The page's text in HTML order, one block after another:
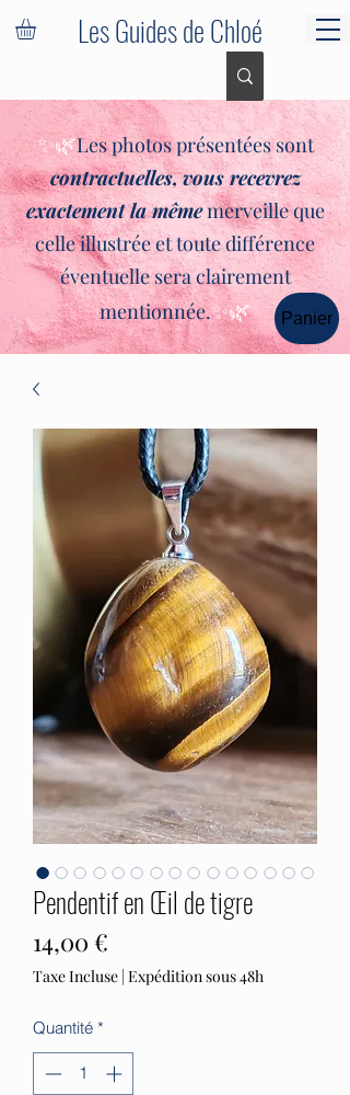
Les Guides de Chloé
✨🌿Les photos présentées sont
contractuelles,vous recevrez
exactement la mêmemerveille que
celle illustrée et toute différence
éventuelle sera clairement
mentionnée.✨🌿 Panier
Pendentif en Œil de tigre
14,00 €
Taxe Incluse | Expédition sous 48h
Quantité *